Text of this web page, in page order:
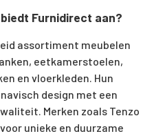
Furnidirect aan?
assortiment meubelen
eetkamerstoelen,
en vloerkleden. Hun
design met een
Merken zoals Tenzo
unieke en duurzame